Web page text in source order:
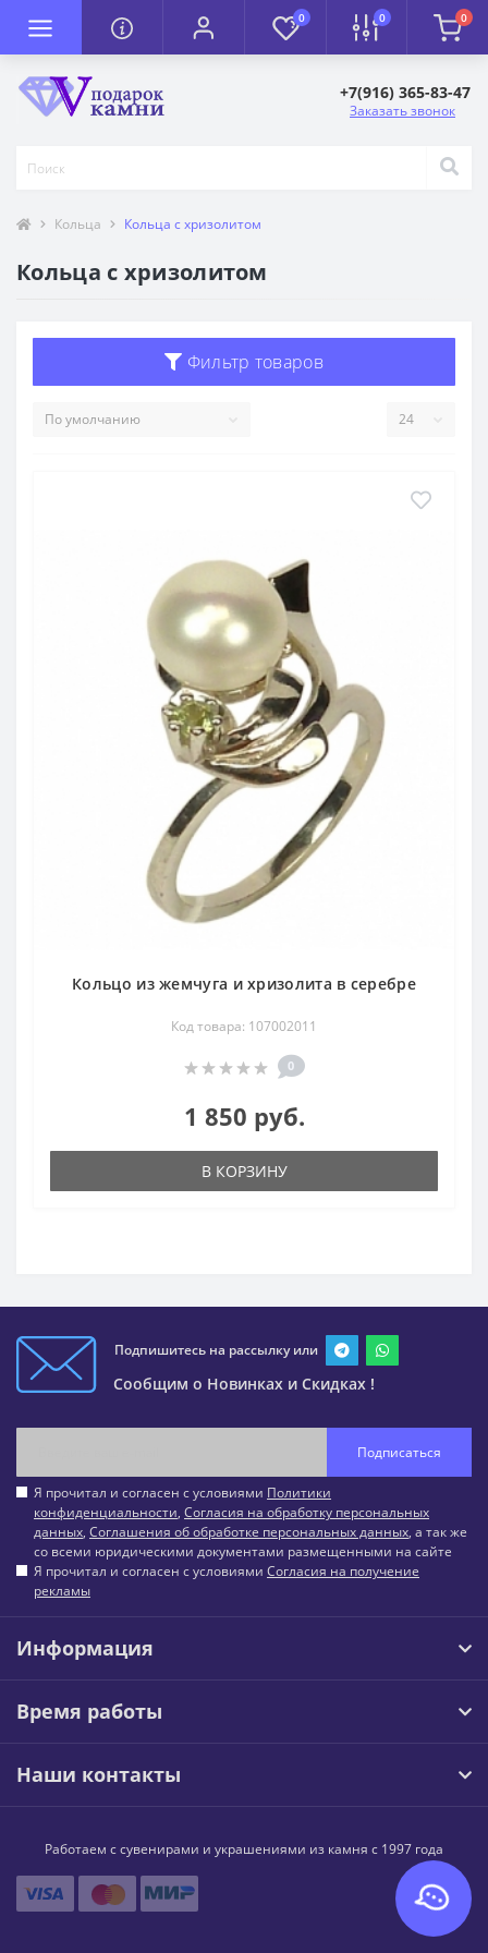
0 0 0
+7(916) 365-83-47
Заказать звонок
Кольца Кольца с хризолитом
Кольца с хризолитом
Фильтр товаров
Кольцо из жемчуга и хризолита в серебре
Код товара: 107002011
0
1 850 руб.
В КОРЗИНУ
Подпишитесь на рассылку или
Сообщим о Новинках и Скидках !
Подписаться
Я прочитал и согласен с условиями Политики
конфиденциальности, Согласия на обработку персональных
данных, Соглашения об обработке персональных данных, а так же
со всеми юридическими документами размещенными на сайте
Я прочитал и согласен с условиями Согласия на получение
рекламы
Информация
Время работы
Наши контакты
Работаем с сувенирами и украшениями из камня с 1997 года